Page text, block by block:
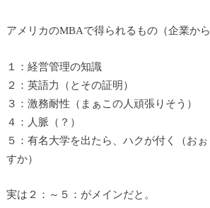
アメリカのMBAで得られるもの（企業から
１：経営管理の知識
２：英語力（とその証明）
３：激務耐性（まぁこの人頑張りそう）
４：人脈（？）
５：有名大学を出たら、ハクが付く（お
すか）
実は２：～５：がメインだと。